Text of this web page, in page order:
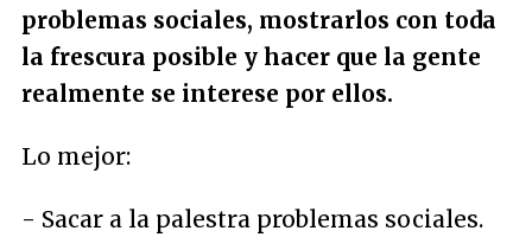
problemas sociales, mostrarlos con toda
la frescura posible y hacer que la gente
realmente se interese por ellos.
Lo mejor:
- Sacar a la palestra problemas sociales.